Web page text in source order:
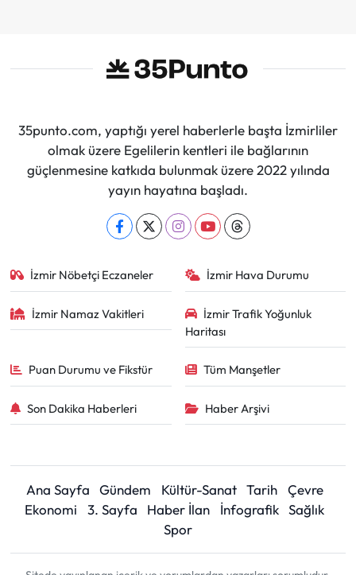
35punto.com, yaptığı yerel haberlerle başta İzmirliler
olmak üzere Egelilerin kentleri ile bağlarının
güçlenmesine katkıda bulunmak üzere 2022 yılında
yayın hayatına başladı.
İzmir Nöbetçi Eczaneler İzmir Hava Durumu
İzmir Namaz Vakitleri
İzmir Trafik Yoğunluk
Haritası
Puan Durumu ve Fikstür Tüm Manşetler
Son Dakika Haberleri Haber Arşivi
Ana Sayfa Gündem Kültür-Sanat Tarih
Çevre
Ekonomi
3. Sayfa Haber İlan İnfografik Sağlık
Spor